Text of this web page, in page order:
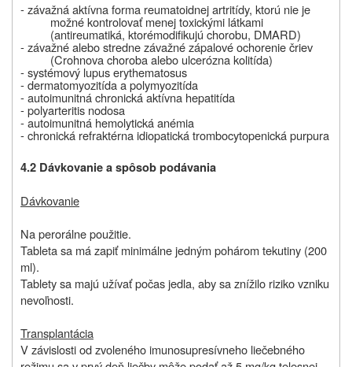
- závažná aktívna forma reumatoidnej artritídy, ktorú nie je
možné kontrolovať menej toxickými látkami
(antireumatiká, ktorémodifikujú chorobu, DMARD)
-závažné alebo stredne závažné zápalové ochorenie čriev
(Crohnova choroba alebo ulcerózna kolitída)
-systémový lupus erythematosus
-dermatomyozitída a polymyozitída
-autoimunitná chronická aktívna hepatitída
-polyarteritis nodosa
-autoimunitná hemolytická anémia
-chronická refraktérna idiopatická trombocytopenická purpura
4.2 Dávkovanie a spôsob podávania
Dávkovanie
Na perorálne použitie.
Tableta sa má zapiť minimálne jedným pohárom tekutiny (200
ml).
Tablety sa majú užívať počas jedla, aby sa znížilo riziko vzniku
nevoľnosti.
Transplantácia
V závislosti od zvoleného imunosupresívneho liečebného